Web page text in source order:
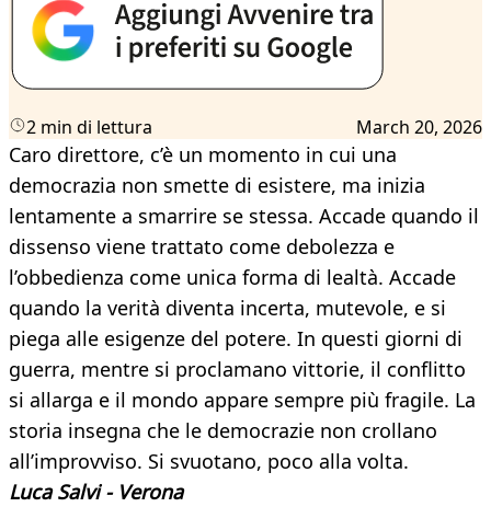
2 min di lettura March 20, 2026
Caro direttore, c’è un momento in cui una
democrazia non smette di esistere, ma inizia
lentamente a smarrire se stessa. Accade quando il
dissenso viene trattato come debolezza e
l’obbedienza come unica forma di lealtà. Accade
quando la verità diventa incerta, mutevole, e si
piega alle esigenze del potere. In questi giorni di
guerra, mentre si proclamano vittorie, il conflitto
si allarga e il mondo appare sempre più fragile. La
storia insegna che le democrazie non crollano
all’improvviso. Si svuotano, poco alla volta.
Luca Salvi - Verona